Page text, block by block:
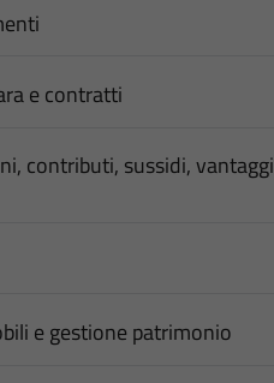
e contratti
contributi, sussidi, vantaggi
e gestione patrimonio